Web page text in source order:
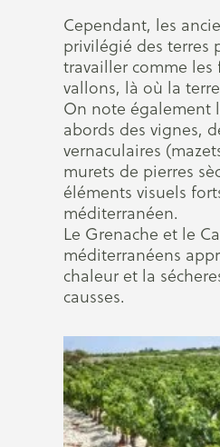
Cependant, les
privilégié des terres
travailler comme les
vallons, là où la
On note également
abords des vignes,
vernaculaires
murets de pierres
éléments visuels
méditerranéen.
Le Grenache et le
méditerranéens
chaleur et la
causses.